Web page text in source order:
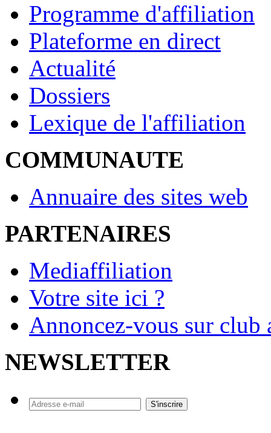
Programme d'affiliation
Plateforme en direct
Actualité
Dossiers
Lexique de l'affiliation
COMMUNAUTE
Annuaire des sites web
PARTENAIRES
Mediaffiliation
Votre site ici ?
Annoncez-vous sur
NEWSLETTER